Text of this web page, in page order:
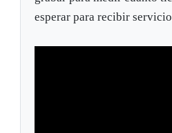
esperar para recibir